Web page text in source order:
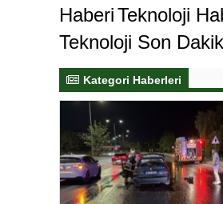
HaberiTeknoloji
Teknoloji Son
Kategori Haberleri